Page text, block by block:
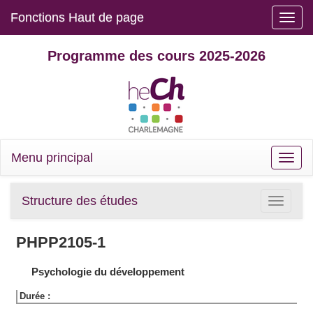
Toggle
Fonctions Haut de page
Programme des cours 2025-2026
Toggle
Menu principal
Toggle
Structure des études
PHPP2105-1
Psychologie du développement
Durée :